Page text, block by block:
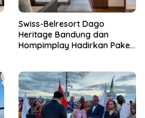
Swiss-Belresort Dago
Heritage Bandung dan
Hompimplay Hadirkan Paket